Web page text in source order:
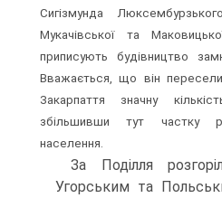
Сигізмунда
Мукачівської та
приписують будівництво
Вважається, що він
Закар­паття значну
збільшивши тут частку
населення.
За Поділля
Угорським та